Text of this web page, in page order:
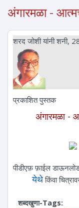
अंगारमळा -
शरद जोशीयांनी शनी,
प्रकाशित पुस्तक
अंगारमळा -
पीडीएफ़ फ़ाईल
येथेकिंवा
शब्दखुणा-Tags: